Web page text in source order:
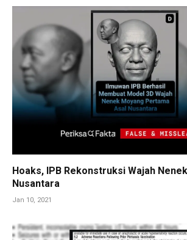
Hoaks, IPB Rekonstruksi Wajah
Nusantara
Jan 10, 2021